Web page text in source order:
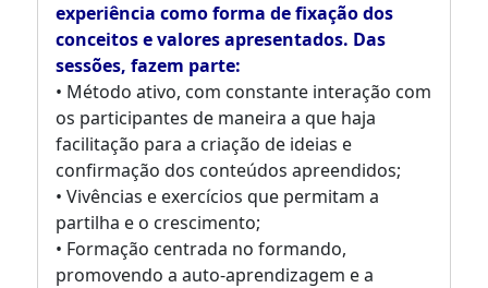
experiência como forma de fixação dos
conceitos e valores apresentados. Das
sessões, fazem parte:
• Método ativo, com constante interação com
os participantes de maneira a que haja
facilitação para a criação de ideias e
confirmação dos conteúdos apreendidos;
• Vivências e exercícios que permitam a
partilha e o crescimento;
• Formação centrada no formando,
promovendo a auto-aprendizagem e a